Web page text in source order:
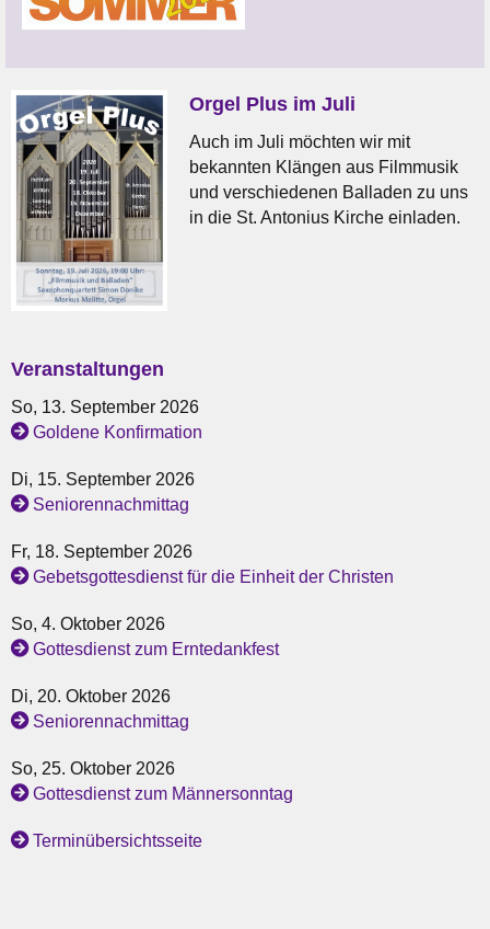
Orgel Plus im Juli
Auch im Juli möchten wir mit
bekannten Klängen aus Filmmusik
und verschiedenen Balladen zu uns
in die St. Antonius Kirche einladen.
Veranstaltungen
So, 13. September 2026
Goldene Konfirmation
Di, 15. September 2026
Seniorennachmittag
Fr, 18. September 2026
Gebetsgottesdienst für die Einheit der Christen
So, 4. Oktober 2026
Gottesdienst zum Erntedankfest
Di, 20. Oktober 2026
Seniorennachmittag
So, 25. Oktober 2026
Gottesdienst zum Männersonntag
Terminübersichtsseite